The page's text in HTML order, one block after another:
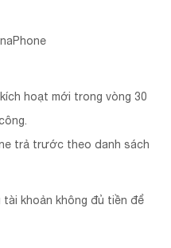
hoạt mới trong vòng 30
trả trước theo danh sách
khoản không đủ tiền để